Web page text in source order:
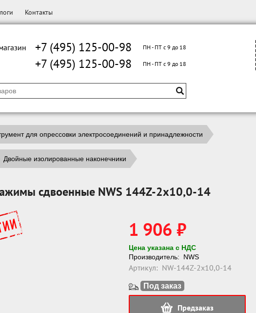
Контакты
+7 (495) 125-00-98 ПН - ПТ с 9 до 18
+7 (495) 125-00-98 ПН - ПТ с 9 до 18
для опрессовки электросоединений и принадлежности
Двойные изолированные наконечники
сдвоенные NWS 144Z-2x10,0-14
1 906 ₽
Цена указана с НДС
Производитель:
NWS
Артикул: NW-144Z-2x10,0-14
Под заказ
Предзаказ